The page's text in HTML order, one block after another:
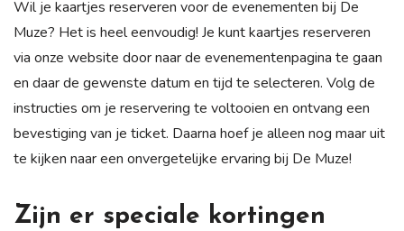
Wil je kaartjes reserveren voor de evenementen bij De
Muze? Het is heel eenvoudig! Je kunt kaartjes reserveren
via onze website door naar de evenementenpagina te gaan
en daar de gewenste datum en tijd te selecteren. Volg de
instructies om je reservering te voltooien en ontvang een
bevestiging van je ticket. Daarna hoef je alleen nog maar uit
te kijken naar een onvergetelijke ervaring bij De Muze!
Zijn er speciale kortingen